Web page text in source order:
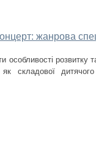
жанрова
особливості
складової